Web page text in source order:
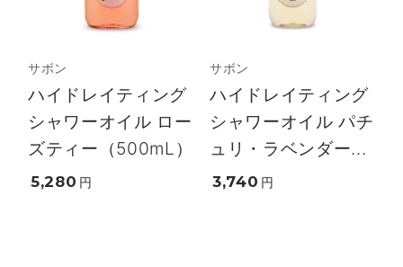
サボン
ハイドレイティング
シャワーオイル ロー
ズティー（500mL）
5,280 円
サボン
ハイドレイティング
シャワーオイル パチ
ュリ・ラベンダー...
3,740 円